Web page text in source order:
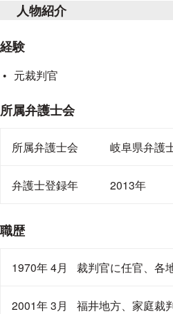
人物紹介
経験
元裁判官
所属弁護士会
所属弁護士会 岐阜県弁護
弁護士登録年 2013年
職歴
1970年 4月 裁判官に任官、各
2001年 3月 福井地方、家庭裁